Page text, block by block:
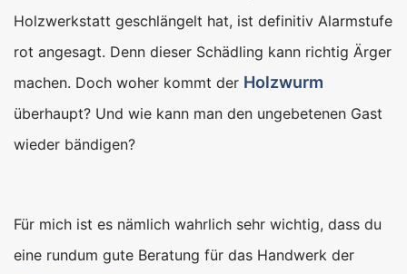
Holzwerkstatt geschlängelt hat, ist definitiv Alarmstufe
rot angesagt. Denn dieser Schädling kann richtig Ärger
machen. Doch woher kommt der Holzwurm
überhaupt? Und wie kann man den ungebetenen Gast
wieder bändigen?
Für mich ist es nämlich wahrlich sehr wichtig, dass du
eine rundum gute Beratung für das Handwerk der